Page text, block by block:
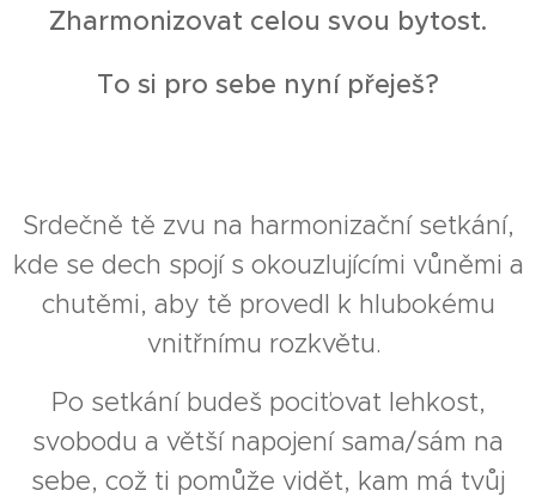
Zharmonizovat celou svou bytost.
To si pro sebe nyní přeješ?
Srdečně tě zvu na harmonizační setkání,
kde se dech spojí s okouzlujícími vůněmi a
chutěmi, aby tě provedl k hlubokému
vnitřnímu rozkvětu.
Po setkání budeš pociťovat lehkost,
svobodu a větší napojení sama/sám na
sebe, což ti pomůže vidět, kam má tvůj